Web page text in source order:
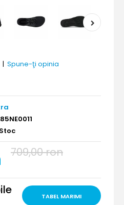
| Spune-ţi opinia
709,00 ron
TABEL MARIMI